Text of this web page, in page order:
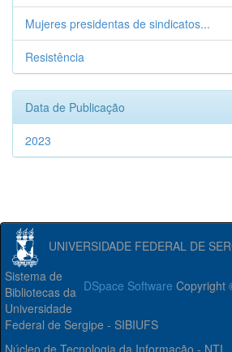
Mujeres presidentas de sindicatos...
Resistência
Data de Publicação
2023
UNIVERSIDADE FEDERAL DE
DSpace Software Copyright
Sistema de
Bibliotecas da
Universidade
Federal de Sergipe - SIBIUFS
Núcleo de Tecnologia da Informação - NTI